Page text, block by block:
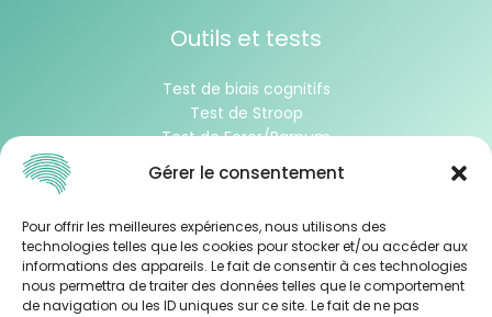
Gérer le consentement
Pour offrir les meilleures expériences, nous utilisons des
technologies telles que les cookies pour stocker et/ou accéder aux
informations des appareils. Le fait de consentir à ces technologies
nous permettra de traiter des données telles que le comportement
de navigation ou les ID uniques sur ce site. Le fait de ne pas
Outils et tests
Test de biais cognitifs
Test de Stroop
Test de Forer/Barnum
Test de Wason
À propos
Contacter l’équipe